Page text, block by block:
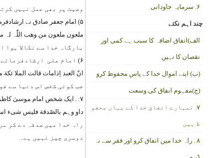
۶. سرمایہ جاودانی
چند اہم نکتے
الف)انفاق اضافہ کا سبب ہے کمی اور
نقصان کا نہیں
(ب) اپنے اموال خدا کے پاس محفوظ کرو
(ج)مفہوم انفاق کی وسعت
۷. تمہارے انفاق خدا کے یہاں محفو
ظ ہیں
۸ . راہ خدا میں انفاق کرو اور فقر سے نہ
وصیت پر بھی عمل نہیں
۵) امام جعفر صادق نے ارشادفرمایا:
ملعون ملعون من وھب اللّٰہ لہ
بارگاہ خدا سے نکالا
۶) امام علی ارشادفرماتے ہیں:
انّ العبد اِذامات قالت الملا
جب کوئی شخص اس دنیا سے
۷:۔ایک شخص امام موسیٰ کاظم کی خدمت میں آیا اور عرض کی: میرے کئی بچے ّہیں اور (اس وقت) سب کے سب بیمار ہیں ۔ آپ نے فرمایا :
داو وہم بالصّدقة فلیس شیء
راہ خدا میں صدقہ دے کر
دوسری چیز نہیں ہے۔